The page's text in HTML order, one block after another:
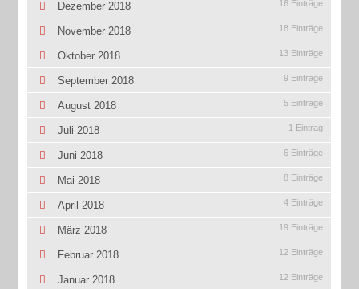
Dezember 2018 16 Einträge
November 2018 18 Einträge
Oktober 2018 13 Einträge
September 2018 9 Einträge
August 2018 5 Einträge
Juli 2018 1 Eintrag
Juni 2018 6 Einträge
Mai 2018 8 Einträge
April 2018 4 Einträge
März 2018 19 Einträge
Februar 2018 12 Einträge
Januar 2018 12 Einträge